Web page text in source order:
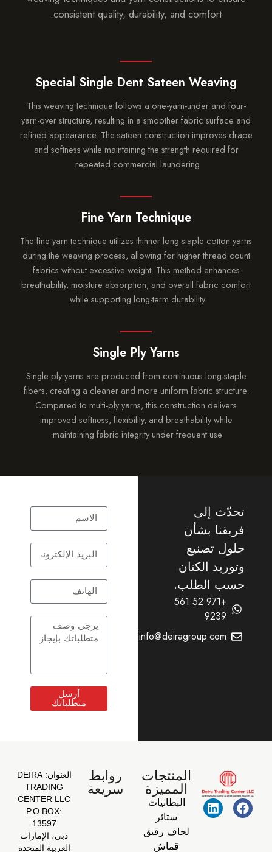
consistent quality, durability, and comfort.
Special Single Dent Sateen
This weaving technique follows a one-yarn-under and
yarn-over structure, resulting in a smoother fabric
refined appearance. The sateen construction improves
and softness while maintaining the strength required
repeated commercial laundering.
Fine Yarn Technique
The fine yarn technique utilizes thinner long-staple cotton
during the weaving process, allowing for higher thread
fabrics without excessive weight. This method
breathability, moisture absorption, and overall fabric
while supporting long-term durability.
Single Ply Yarns
Single ply yarns are produced from continuous long-
fibers, creating a cleaner and more uniform fabric
Compared to multi-ply yarns, this construction
improved softness, flexibility, and breathability while
maintaining fabric integrity under frequent use.
إلى
بشأن
تصنيع
الكتان
الطلب.
+971 52 561
info@deiragroup.com
المنتجات
المميزة
البطانيات
ستائر
لحاف رقيق
روابط
سريعة
العنوان:
DEIRA
TRADING
CENTER LLC
دبي، الإمارات
العربية المتحدة